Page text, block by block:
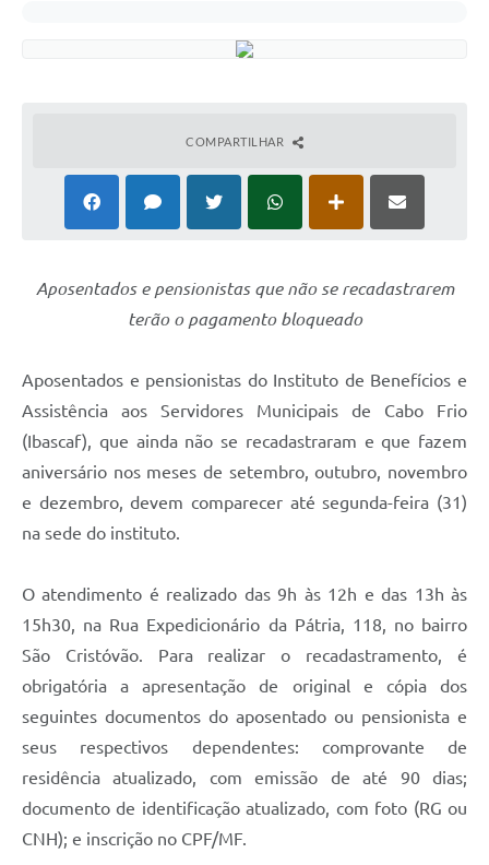
Contas Públicas
Serviços Online
Presidência
SIC
COMPARTILHAR
Aposentados e pensionistas que não se recadastrarem
terão o pagamento bloqueado
Aposentados e pensionistas do Instituto de Benefícios e
Assistência aos Servidores Municipais de Cabo Frio
(Ibascaf), que ainda não se recadastraram e que fazem
aniversário nos meses de setembro, outubro, novembro
e dezembro, devem comparecer até segunda-feira (31)
na sede do instituto.
O atendimento é realizado das 9h às 12h e das 13h às
15h30, na Rua Expedicionário da Pátria, 118, no bairro
São Cristóvão. Para realizar o recadastramento, é
obrigatória a apresentação de original e cópia dos
seguintes documentos do aposentado ou pensionista e
seus respectivos dependentes: comprovante de
residência atualizado, com emissão de até 90 dias;
documento de identificação atualizado, com foto (RG ou
CNH); e inscrição no CPF/MF.